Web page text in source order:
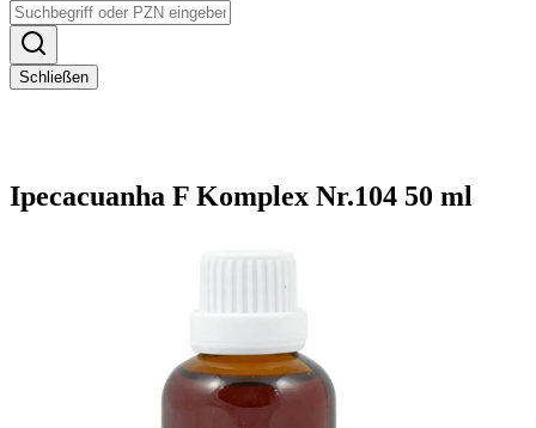
Schließen
Ipecacuanha F Komplex Nr.104 50 ml